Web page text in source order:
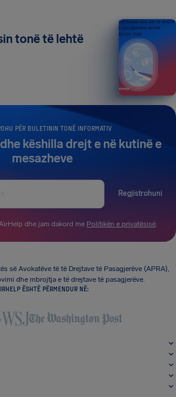
PËR BULETININ TONË INFORMATIV
këshilla drejt e në kutinë e
mesazheve
Regjistrohuni
dhe jam dakord me Politikën e privatësisë
tonë të lehtë
Udhëzuesi juaj për të drejtat
e pasagjerëve ajrorë
BOTIMI 2026
së Avokatëve të të Drejtave të Pasagjerëve (APRA),
dhe mbrojtja e të drejtave të pasagjerëve.
ËSHTË PËRMENDUR NË: